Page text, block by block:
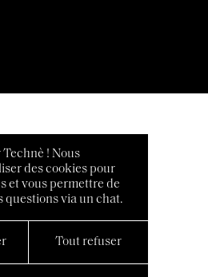
! Nous
des cookies pour
et vous permettre de
questions via un chat.
Tout refuser